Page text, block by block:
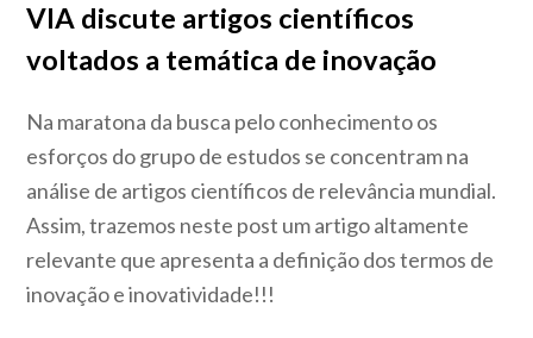
VIA discute artigos científicos
voltados a temática de inovação
Na maratona da busca pelo conhecimento os
esforços do grupo de estudos se concentram na
análise de artigos científicos de relevância mundial.
Assim, trazemos neste post um artigo altamente
relevante que apresenta a definição dos termos de
inovação e inovatividade!!!